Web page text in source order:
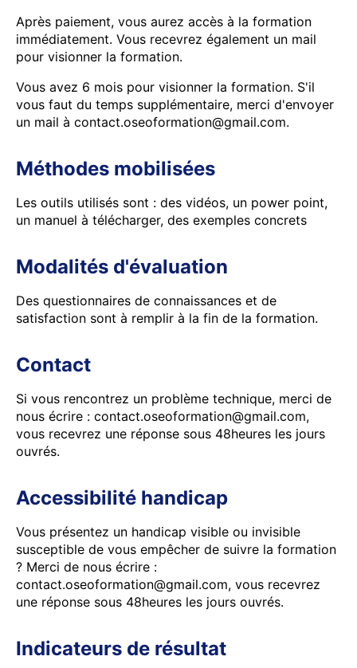
Après paiement, vous aurez accès à la formation
immédiatement. Vous recevrez également un mail
pour visionner la formation.
Vous avez 6 mois pour visionner la formation. S'il
vous faut du temps supplémentaire, merci d'envoyer
un mail à contact.oseoformation@gmail.com.
Méthodes mobilisées
Les outils utilisés sont : des vidéos, un power point,
un manuel à télécharger, des exemples concrets
Modalités d'évaluation
Des questionnaires de connaissances et de
satisfaction sont à remplir à la fin de la formation.
Contact
Si vous rencontrez un problème technique, merci de
nous écrire : contact.oseoformation@gmail.com,
vous recevrez une réponse sous 48heures les jours
ouvrés.
Accessibilité handicap
Vous présentez un handicap visible ou invisible
susceptible de vous empêcher de suivre la formation
? Merci de nous écrire :
contact.oseoformation@gmail.com, vous recevrez
une réponse sous 48heures les jours ouvrés.
Indicateurs de résultat